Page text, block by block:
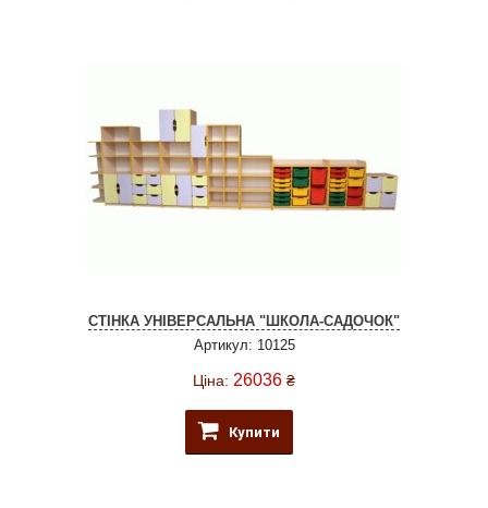
СТІНКА УНІВЕРСАЛЬНА "ШКОЛА-САДОЧОК"
Артикул: 10125
Ціна: 26036 ₴
Купити